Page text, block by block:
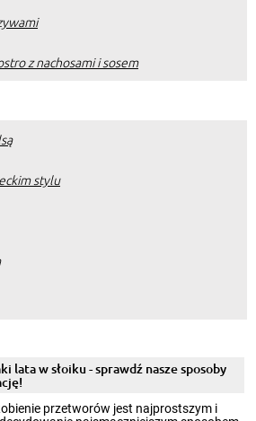
z nachosami i sosem
stylu
lata w słoiku - sprawdź nasze sposoby
przetworów jest najprostszym i